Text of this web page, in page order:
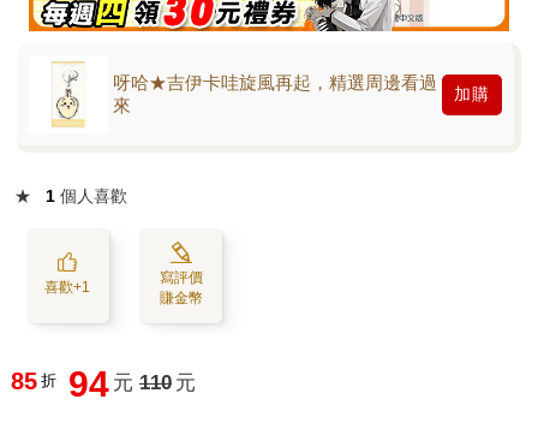
呀哈★吉伊卡哇旋風再起，精選周邊看過
來
加購
★ 1 個人喜歡
喜歡+1
寫評價
賺金幣
85 折 94 元 110 元